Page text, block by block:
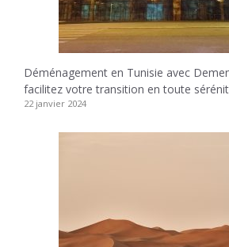
Déménagement en Tunisie avec
facilitez votre transition en toute
22 janvier 2024